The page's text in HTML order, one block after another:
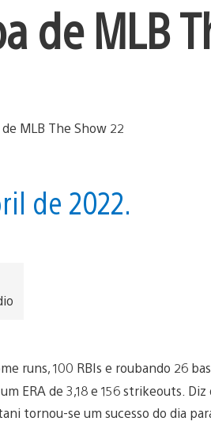
de MLB
de 2022.
runs, 100 RBIs e roubando 26
ERA de 3,18 e 156 strikeouts. Diz
tornou-se um sucesso do dia